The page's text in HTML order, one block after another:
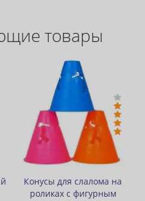
товары
-Цена: 150 руб.
Бафф утепленный
двухслойный цветной